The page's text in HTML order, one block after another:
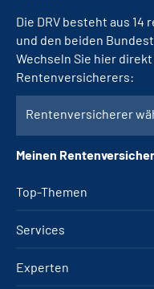
Top-Themen
Services
Experten
Die DRV besteht aus
und den beiden
Wechseln Sie hier
Rentenversicherers:
Rentenversicherer
Meinen